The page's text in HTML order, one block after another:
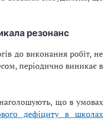
резонанс
до виконання робіт, не
періодично виникає в
що в умовах
дефіциту в школах